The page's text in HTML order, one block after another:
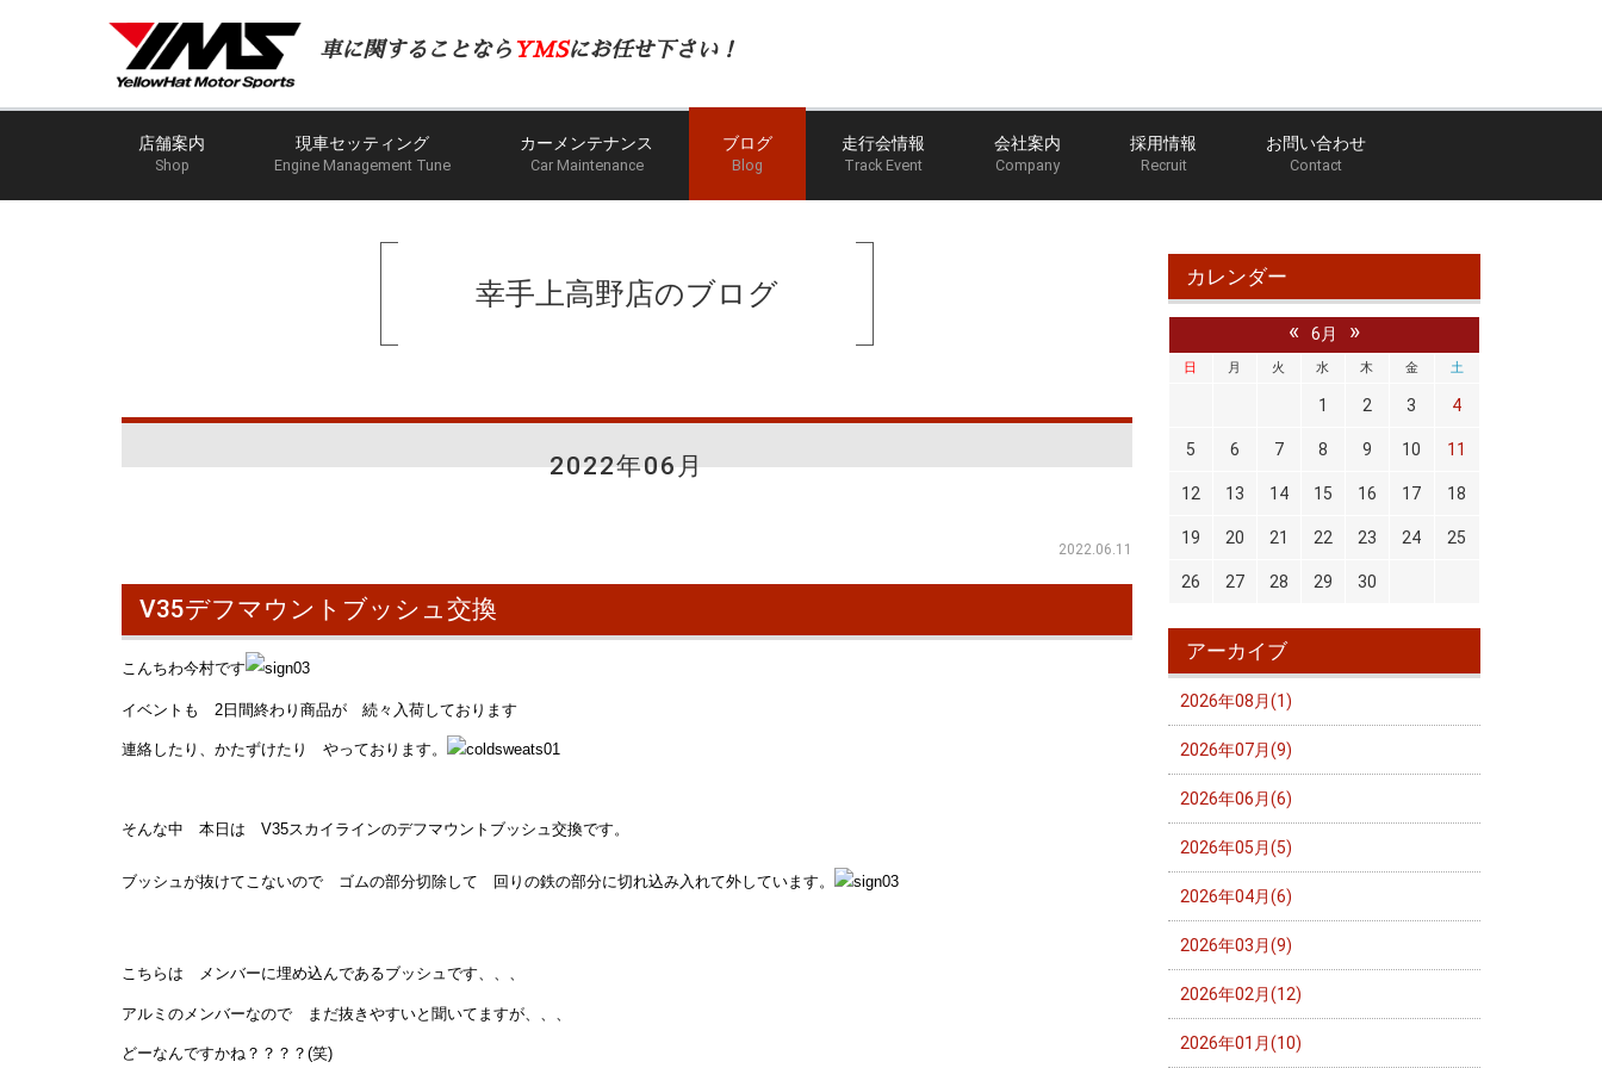
車に関することなら YMSにお任せ下さい！
店舗案内
Shop
現車セッティング
Engine Management Tune
カーメンテナンス
Car Maintenance
ブログ
Blog
走行会情報
Track Event
会社案内
Company
採用情報
Recruit
お問い合わせ
Contact
ホーム ブログ 幸手上高野店のブログ アーカイブ 2022年06月
幸手上高野店のブログ
2022年06月
2022.06.11
V35デフマウントブッシュ交換
こんちわ今村です
イベントも 2日間終わり商品が 続々入荷しております
連絡したり、かたずけたり やっております。
そんな中 本日は V35スカイラインのデフマウントブッシュ交換です。
ブッシュが抜けてこないので ゴムの部分切除して 回りの鉄の部分に切れ込み入れて外しています。
こちらは メンバーに埋め込んであるブッシュです、、、
アルミのメンバーなので まだ抜きやすいと聞いてますが、、、
どーなんですかね？？？？(笑)
カレンダー
« 6月 »
日 月 火 水 木 金 土
1 2 3 4
5 6 7 8 9 10 11
12 13 14 15 16 17 18
19 20 21 22 23 24 25
26 27 28 29 30
アーカイブ
2026年08月(1)
2026年07月(9)
2026年06月(6)
2026年05月(5)
2026年04月(6)
2026年03月(9)
2026年02月(12)
2026年01月(10)